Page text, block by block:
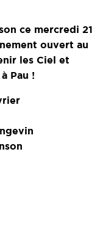
ce mercredi 21
ouvert au
les Ciel et
Pau !